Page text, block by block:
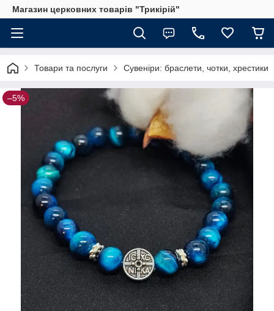
Магазин церковних товарів "Трикірій"
Товари та послуги Сувеніри: браслети, чотки, хрестики
–5%